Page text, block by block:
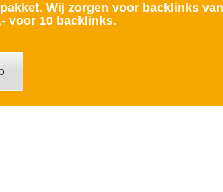
Wij zorgen voor backlinks
voor 10 backlinks.